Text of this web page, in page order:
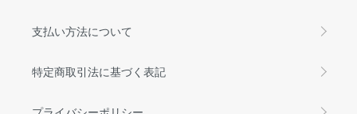
支払い方法について
特定商取引法に基づく表記